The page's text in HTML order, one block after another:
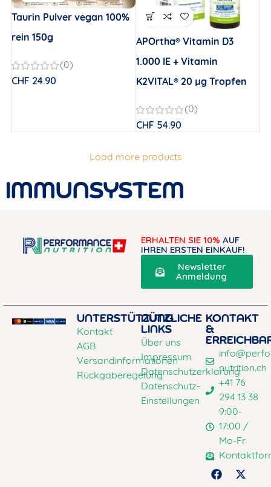
Taurin Pulver vegan 100%
rein 150g
(0)
CHF 24.90
APOrtha® Vitamin D3
1.000 IE + Vitamin
K2VITAL® 20 µg Tropfen
(0)
CHF 54.90
Load more products
IMMUNSYSTEM
ERHALTEN SIE 10% AUF
IHREN ERSTEN EINKAUF!
Newsletter
Anmeldung
UNTERSTÜTZUNG
Kontakt
AGB
Versandinformationen
Rückgaberegelung
NÜTZLICHE
LINKS
Über uns
Impressum
Datenschutzerklärung
Datenschutz-
Einstellungen
KONTAKT
&
nutrition.ch
+41 76
294 13 38
9:00-
17:00 /
Mo-Fr